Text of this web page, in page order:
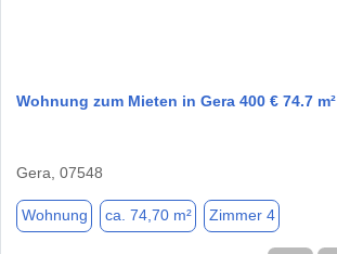
Wohnung zum Mieten in Gera 400 € 74.7 m²
Gera, 07548
Wohnung ca. 74,70 m² Zimmer 4